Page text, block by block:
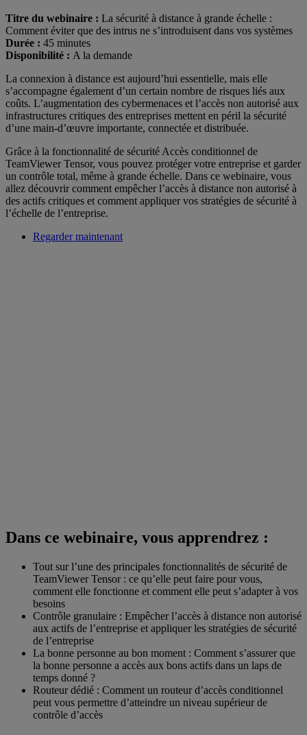
Titre du webinaire : La sécurité à distance à grande échelle :
Comment éviter que des intrus ne s’introduisent dans vos systèmes
Durée : 45 minutes
Disponibilité : A la demande
La connexion à distance est aujourd’hui essentielle, mais elle
s’accompagne également d’un certain nombre de risques liés aux
coûts. L’augmentation des cybermenaces et l’accès non autorisé aux
infrastructures critiques des entreprises mettent en péril la sécurité
d’une main-d’œuvre importante, connectée et distribuée.
Grâce à la fonctionnalité de sécurité Accès conditionnel de
TeamViewer Tensor, vous pouvez protéger votre entreprise et garder
un contrôle total, même à grande échelle. Dans ce webinaire, vous
allez découvrir comment empêcher l’accès à distance non autorisé à
des actifs critiques et comment appliquer vos stratégies de sécurité à
l’échelle de l’entreprise.
Regarder maintenant
Dans ce webinaire, vous apprendrez :
Tout sur l’une des principales fonctionnalités de sécurité de
TeamViewer Tensor : ce qu’elle peut faire pour vous,
comment elle fonctionne et comment elle peut s’adapter à vos
besoins
Contrôle granulaire : Empêcher l’accès à distance non autorisé
aux actifs de l’entreprise et appliquer les stratégies de sécurité
de l’entreprise
La bonne personne au bon moment : Comment s’assurer que
la bonne personne a accès aux bons actifs dans un laps de
temps donné ?
Routeur dédié : Comment un routeur d’accès conditionnel
peut vous permettre d’atteindre un niveau supérieur de
contrôle d’accès